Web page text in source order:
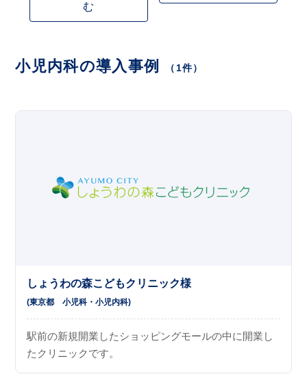
む
小児内科の導入事例 （1件）
しょうわの森こどもクリニック様
(東京都小児科 小児内科)
駅前の新規開業したショッピングモールの中に開業し
たクリニックです。